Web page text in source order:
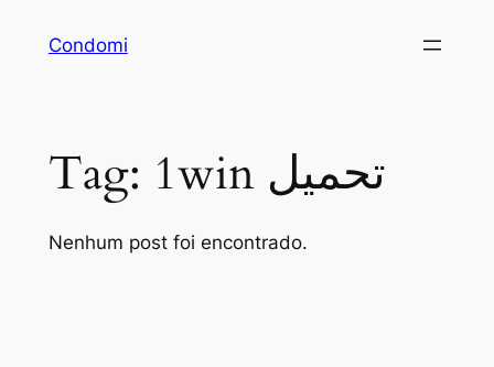
Condomi
Tag: 1win تحميل
Nenhum post foi encontrado.